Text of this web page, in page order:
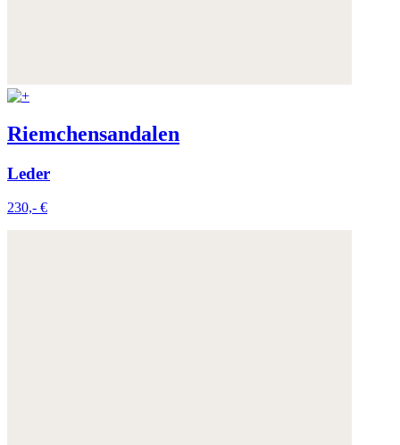
Riemchensandalen
Leder
230,- €